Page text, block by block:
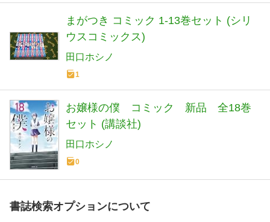
まがつき コミック 1-13巻セット (シリ
ウスコミックス)
田口ホシノ
1
お嬢様の僕 コミック 新品 全18巻
セット (講談社)
田口ホシノ
0
書誌検索オプションについて